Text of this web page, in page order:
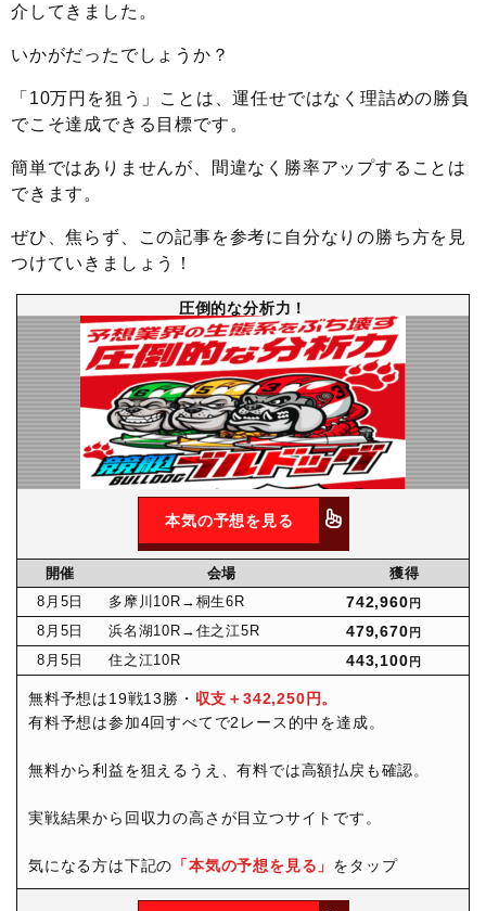
介してきました。
いかがだったでしょうか？
「10万円を狙う」ことは、運任せではなく理詰めの勝負
でこそ達成できる目標です。
簡単ではありませんが、間違なく勝率アップすることは
できます。
ぜひ、焦らず、この記事を参考に自分なりの勝ち方を見
つけていきましょう！
圧倒的な分析力！
本気の予想を見る
開催 会場
獲得
8月 5日 多摩川10R →桐生6R 742,960 円
8月 5日 浜名湖10R →住之江5R 479,670 円
8月 5日 住之江10R 443,100 円
無料予想は19戦13勝・ 収支＋342,250円。
有料予想は参加4回すべてで2レース的中を達成。
無料から利益を狙えるうえ、有料では高額払戻も確認。
実戦結果から回収力の高さが目立つサイトです。
気になる方は下記の 「本気の予想を見る」 をタップ